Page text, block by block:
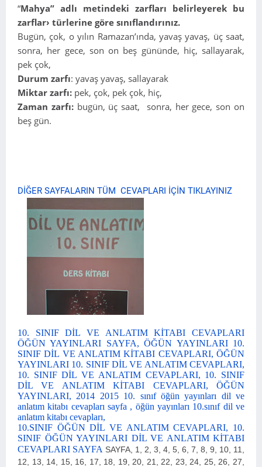
“Mahya” adlı metindeki zarfları belirleyerek bu
zarflar› türlerine göre sınıflandırınız.
Bugün, çok, o yılın Ramazan’ında, yavaş yavaş, üç saat,
sonra, her gece, son on beş gününde, hiç, sallayarak,
pek çok,
Durum zarfı: yavaş yavaş, sallayarak
Miktar zarfı: pek, çok, pek çok, hiç,
Zaman zarfı:bugün, üç saat, sonra, her gece, son on
beş gün.
DİĞER SAYFALARIN TÜM CEVAPLARI İÇİN TIKLAYINIZ
10. SINIF DİL VE ANLATIM KİTABI CEVAPLARI
ÖĞÜN YAYINLARI SAYFA, ÖĞÜN YAYINLARI 10.
SINIF DİL VE ANLATIM KİTABI CEVAPLARI, ÖĞÜN
YAYINLARI 10. SINIF DİL VE ANLATIM CEVAPLARI,
10. SINIF DİL VE ANLATIM CEVAPLARI, 10. SINIF
DİL VE ANLATIM KİTABI CEVAPLARI, ÖĞÜN
YAYINLARI, 2014 2015 10. sınıf öğün yayınları dil ve
anlatım kitabı cevapları sayfa , öğün yayınları 10.sınıf dil ve
anlatım kitabı cevapları,
10.SINIF ÖĞÜN DİL VE ANLATIM CEVAPLARI, 10.
SINIF ÖĞÜN YAYINLARI DİL VE ANLATIM KİTABI
CEVAPLARI SAYFA SAYFA, 1, 2, 3, 4, 5, 6, 7, 8, 9, 10, 11,
12, 13, 14, 15, 16, 17, 18, 19, 20, 21, 22, 23, 24, 25, 26, 27,